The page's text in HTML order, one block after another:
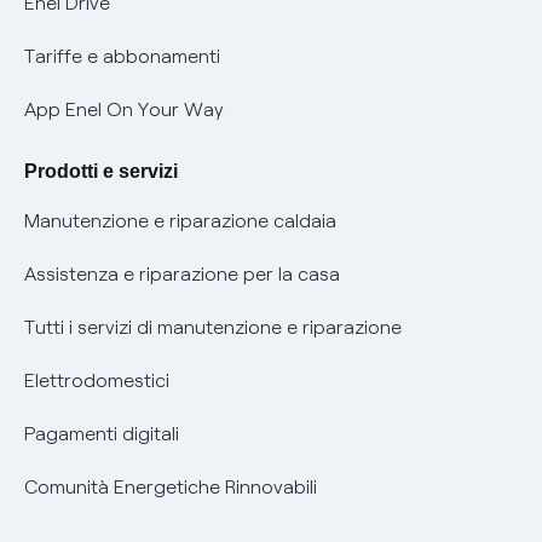
Phishing e truffe online
Verifica chi ti ha chiamato
Agevolazione utenti con disabilità per offerte Fibra
Informativa RAEE
Tariffe e abbonamenti
App Enel On Your Way
Prodotti e servizi
Manutenzione e riparazione caldaia
Assistenza e riparazione per la casa
Tutti i servizi di manutenzione e riparazione
Elettrodomestici
Pagamenti digitali
Comunità Energetiche Rinnovabili